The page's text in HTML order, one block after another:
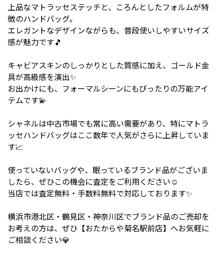
上品なマトラッセステッチと、ころんとしたフォルムが特
徴のハンドバッグ。
エレガントなデザインながらも、普段使いしやすいサイズ
感が魅力です🎵
キャビアスキンのしっかりとした質感に加え、ゴールド金
具が高級感を演出✨
お出かけにも、フォーマルシーンにもぴったりの万能アイ
テムです💫
シャネルは中古市場でも常に高い需要があり、特にマトラ
ッセハンドバッグはここ数年で人気がさらに上昇していま
す📈
使っていないバッグや、眠っているブランド品がございま
したら、ぜひこの機会に査定をご利用ください☺️
当店では査定無料・手数料無料で対応しております✨
横浜市港北区・鶴見区・神奈川区でブランド品のご売却を
お考えの方は、ぜひ【おたからや菊名駅前店】へお気軽に
ご相談ください💎